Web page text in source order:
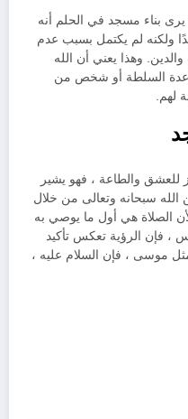
بناء مسجد في الحلم أنه
ولكنه لم يكتمل بسبب عدم
وهذا يعني أن الله
السلطة أو شخص من
لهم.
والطاعة ، فهو يشير
الله سبحانه وتعالى من خلال
الصلاة هي أول ما يوصي به
، فإن الرؤية تعكس تأكيد
موسى ، فإن السلام عليه ،